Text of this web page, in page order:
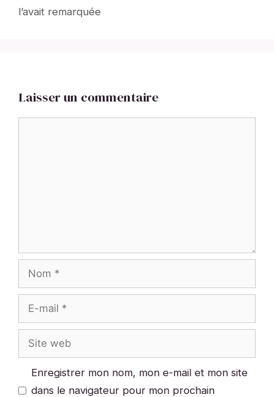
l’avait remarquée
Laisser un commentaire
Nom
mail
Site
web
Enregistrer mon nom, mon e-mail et mon site
dans le navigateur pour mon prochain